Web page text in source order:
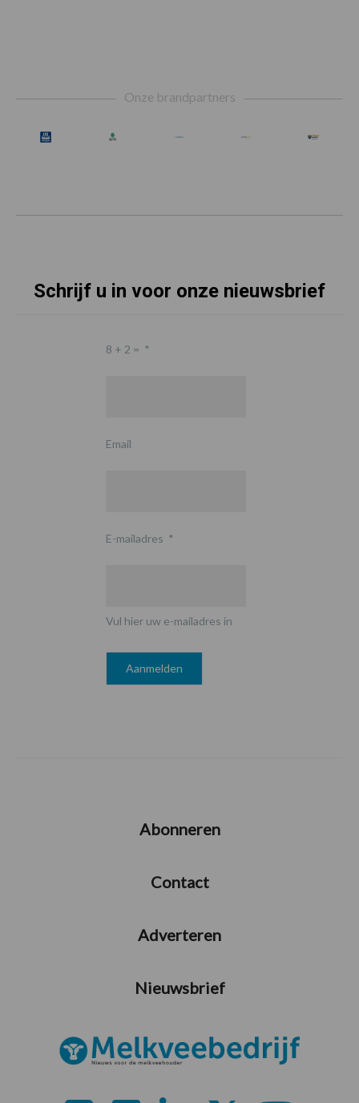
Onze brandpartners
Schrijf u in voor onze nieuwsbrief
8 + 2 = *
Email
E-mailadres *
Vul hier uw e-mailadres in
Abonneren
Contact
Adverteren
Nieuwsbrief